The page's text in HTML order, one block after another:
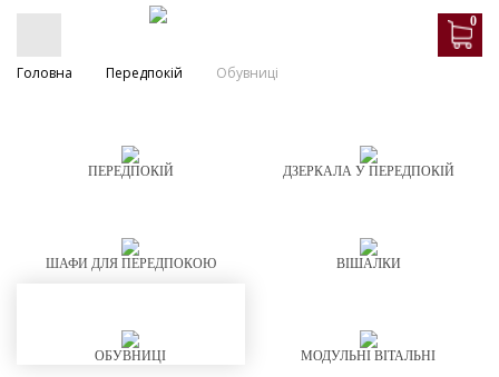
0
Головна Передпокій Обувниці
ПЕРЕДПОКІЙ ДЗЕРКАЛА У ПЕРЕДПОКІЙ
ШАФИ ДЛЯ ПЕРЕДПОКОЮ ВІШАЛКИ
ОБУВНИЦІ МОДУЛЬНІ ВІТАЛЬНІ